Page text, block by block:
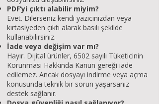
PDF’yi çıktı alabilir miyim?
Evet. Dilerseniz kendi yazıcınızdan veya
kırtasiyeden çıktı alarak basılı şekilde
kullanabilirsiniz.
İade veya değişim var mı?
Hayır. Dijital ürünler, 6502 sayılı Tüketicinin
Korunması Hakkında Kanun gereği iade
edilemez. Ancak dosyayı indirme veya açma
konusunda teknik bir sorun yaşarsanız
destek sağlanır.